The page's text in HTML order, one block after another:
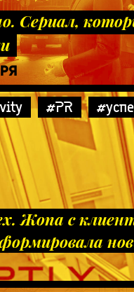
Сериал,
#PR
Жопа с